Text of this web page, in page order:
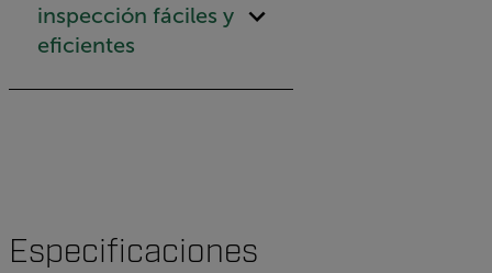
inspección fáciles y
eficientes
Especificaciones